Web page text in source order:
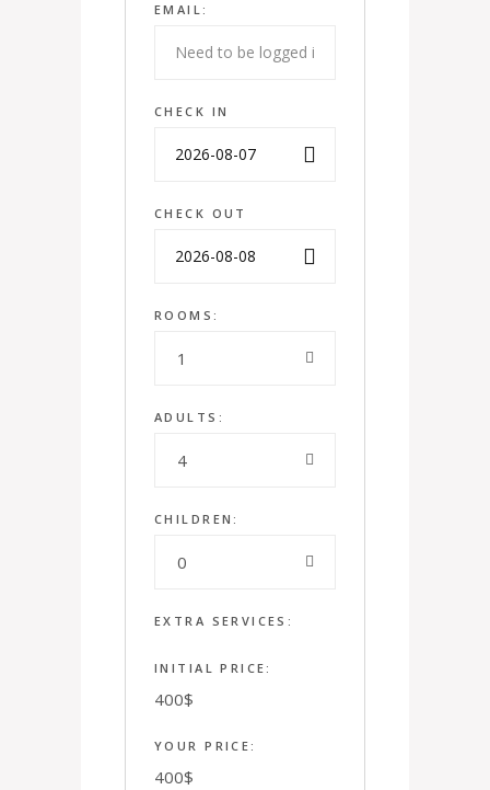
EMAIL:
CHECK IN
CHECK OUT
ROOMS:
1
ADULTS:
4
CHILDREN:
0
EXTRA SERVICES:
INITIAL PRICE:
400$
YOUR PRICE:
400$